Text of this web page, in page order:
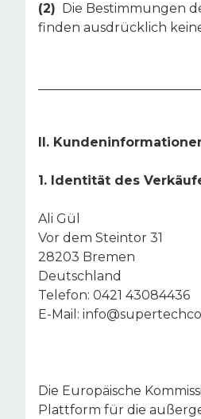
(2) Die Bestimmungen
finden ausdrücklich
II.
1. Identität des
Ali Gül
Vor dem Steintor 31
28203 Bremen
Deutschland
Telefon: 0421 43084436
E-Mail:
Die Europäische
Plattform für die